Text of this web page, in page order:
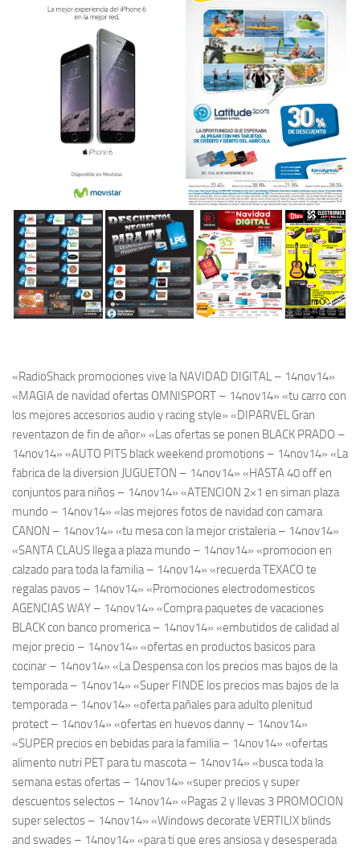
«RadioShack promociones vive la NAVIDAD DIGITAL – 14nov14»
«MAGIA de navidad ofertas OMNISPORT – 14nov14» «tu carro con
los mejores accesorios audio y racing style» «DIPARVEL Gran
reventazon de fin de añor» «Las ofertas se ponen BLACK PRADO –
14nov14» «AUTO PITS black weekend promotions – 14nov14» «La
fabrica de la diversion JUGUETON – 14nov14» «HASTA 40 off en
conjuntos para niños – 14nov14» «ATENCION 2×1 en siman plaza
mundo – 14nov14» «las mejores fotos de navidad con camara
CANON – 14nov14» «tu mesa con la mejor cristaleria – 14nov14»
«SANTA CLAUS llega a plaza mundo – 14nov14» «promocion en
calzado para toda la familia – 14nov14» «recuerda TEXACO te
regalas pavos – 14nov14» «Promociones electrodomesticos
AGENCIAS WAY – 14nov14» «Compra paquetes de vacaciones
BLACK con banco promerica – 14nov14» «embutidos de calidad al
mejor precio – 14nov14» «ofertas en productos basicos para
cocinar – 14nov14» «La Despensa con los precios mas bajos de la
temporada – 14nov14» «Super FINDE los precios mas bajos de la
temporada – 14nov14» «oferta pañales para adulto plenitud
protect – 14nov14» «ofertas en huevos danny – 14nov14»
«SUPER precios en bebidas para la familia – 14nov14» «ofertas
alimento nutri PET para tu mascota – 14nov14» «busca toda la
semana estas ofertas – 14nov14» «super precios y super
descuentos selectos – 14nov14» «Pagas 2 y llevas 3 PROMOCION
super selectos – 14nov14» «Windows decorate VERTILIX blinds
and swades – 14nov14» «para ti que eres ansiosa y desesperada